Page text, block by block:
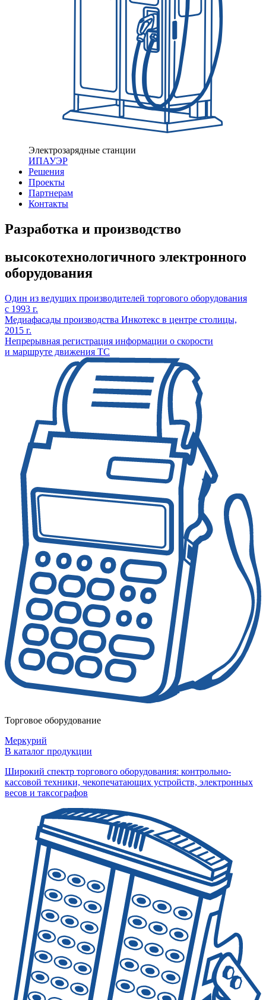
Электрозарядные станции
ИПАУЭР
Решения
Проекты
Партнерам
Контакты
Разработка и производство
высокотехнологичного электронного
оборудования
Один из ведущих производителей торгового оборудования
с 1993 г.
Медиафасады производства Инкотекс в центре столицы,
2015 г.
Непрерывная регистрация информации о скорости
и маршруте движения ТС
Торговое оборудование
Меркурий
В каталог продукции
Широкий спектр торгового оборудования: контрольно-
кассовой техники, чекопечатающих устройств, электронных
весов и таксографов